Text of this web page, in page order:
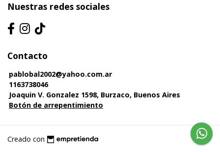
Nuestras redes sociales
Contacto
pablobal2002@yahoo.com.ar
1163738046
Joaquin V. Gonzalez 1598, Burzaco, Buenos Aires
Botón de arrepentimiento
Creado con